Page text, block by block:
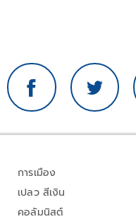
การเมือง
เปลว สีเงิน
คอลัมนิสต์